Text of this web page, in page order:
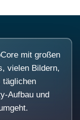
mit großen
vielen Bildern,
täglichen
Aufbau und